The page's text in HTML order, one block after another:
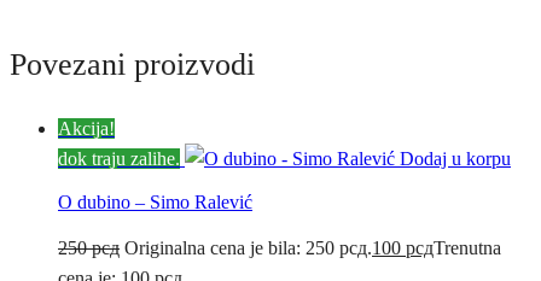
Povezani proizvodi
Akcija!
dok traju zalihe.
Dodaj u korpu
O dubino – Simo Ralević
250рсд Originalna cena je bila: 250 рсд.100 рсдTrenutna